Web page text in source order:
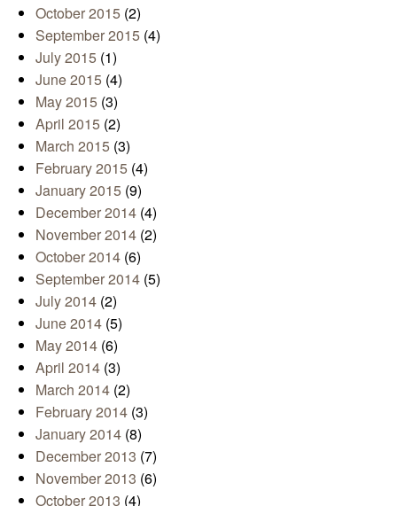
October 2015 (2)
September 2015 (4)
July 2015 (1)
June 2015 (4)
May 2015 (3)
April 2015 (2)
March 2015 (3)
February 2015 (4)
January 2015 (9)
December 2014 (4)
November 2014 (2)
October 2014 (6)
September 2014 (5)
July 2014 (2)
June 2014 (5)
May 2014 (6)
April 2014 (3)
March 2014 (2)
February 2014 (3)
January 2014 (8)
December 2013 (7)
November 2013 (6)
October 2013 (4)